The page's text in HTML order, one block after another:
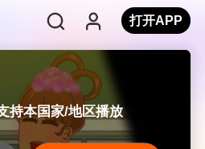
打开APP
持本国家/地区播放